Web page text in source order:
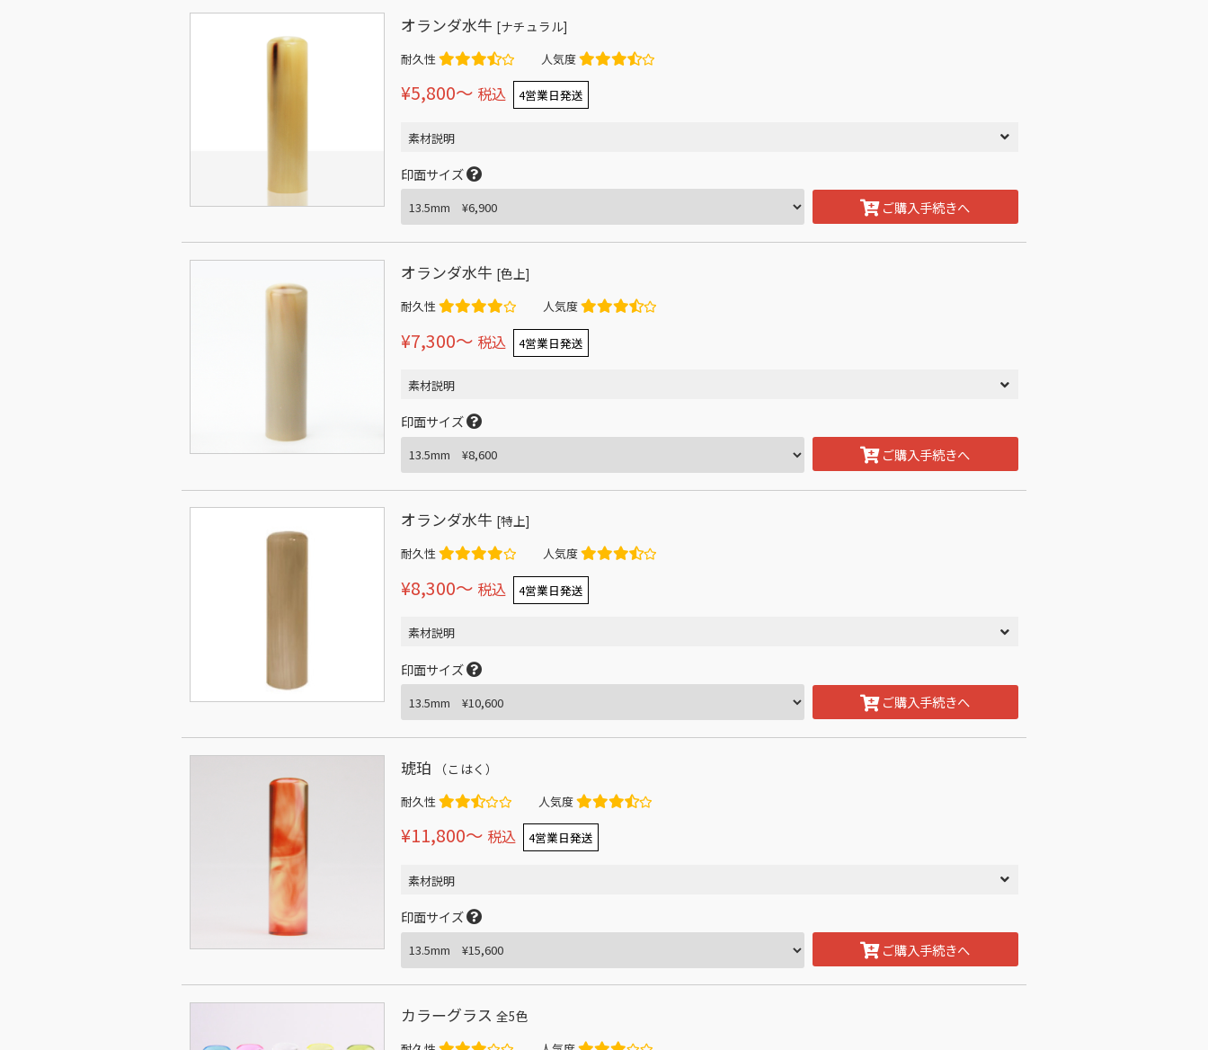
オランダ水牛 [ナチュラル]
耐久性 人気度
¥5,800〜 税込 4営業日発送
素材説明
印面サイズ
ご購入手続きへ
オランダ水牛 [色上]
耐久性 人気度
¥7,300〜 税込 4営業日発送
素材説明
印面サイズ
ご購入手続きへ
オランダ水牛 [特上]
耐久性 人気度
¥8,300〜 税込 4営業日発送
素材説明
印面サイズ
ご購入手続きへ
琥珀 （こはく）
耐久性 人気度
¥11,800〜 税込 4営業日発送
素材説明
印面サイズ
ご購入手続きへ
カラーグラス全5色